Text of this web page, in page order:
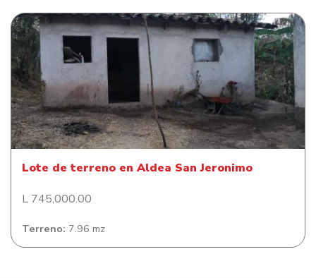
Lote de terreno en Aldea San Jeronimo
Lote de terreno en Aldea San Jeronimo
L 745,000.00
Terreno: 7.96 mz